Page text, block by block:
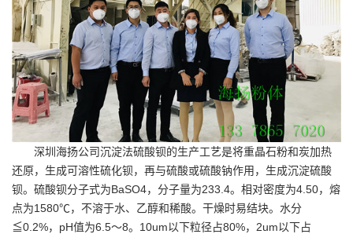
深圳海扬公司沉淀法硫酸钡的生产工艺是将重晶石粉和炭加热
还原，生成可溶性硫化钡，再与硫酸或硫酸钠作用，生成沉淀硫酸
钡。硫酸钡分子式为BaSO4，分子量为233.4。相对密度为4.50，熔
点为1580℃，不溶于水、乙醇和稀酸。干燥时易结块。水分
≦0.2%，pH值为6.5～8。10um以下粒径占80%，2um以下占